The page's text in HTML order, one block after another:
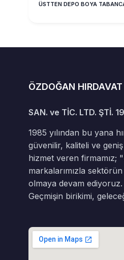
ÜSTTEN DEPO BOYA
ÖZDOĞAN HIRDAVAT
SAN. ve TİC. LTD. ŞTİ.
1985 yılından bu yana
güvenilir, kaliteli ve
hizmet veren
markalarımızla
olmaya devam
Geçmişin birikimi,